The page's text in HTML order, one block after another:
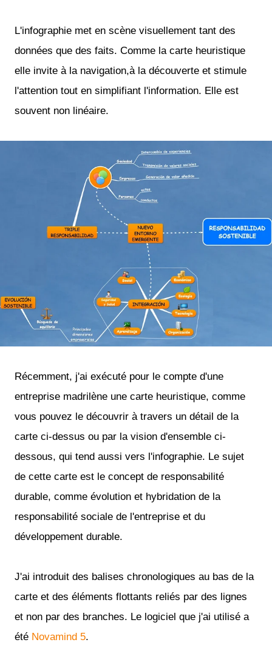
L'infographie met en scène visuellement tant des
données que des faits. Comme la carte heuristique
elle invite à la navigation,à la découverte et stimule
l'attention tout en simplifiant l'information. Elle est
souvent non linéaire.
Récemment, j'ai exécuté pour le compte d'une
entreprise madrilène une carte heuristique, comme
vous pouvez le découvrir à travers un détail de la
carte ci-dessus ou par la vision d'ensemble ci-
dessous, qui tend aussi vers l'infographie. Le sujet
de cette carte est le concept de responsabilité
durable, comme évolution et hybridation de la
responsabilité sociale de l'entreprise et du
développement durable.
J'ai introduit des balises chronologiques au bas de la
carte et des éléments flottants reliés par des lignes
et non par des branches. Le logiciel que j'ai utilisé a
été Novamind 5.